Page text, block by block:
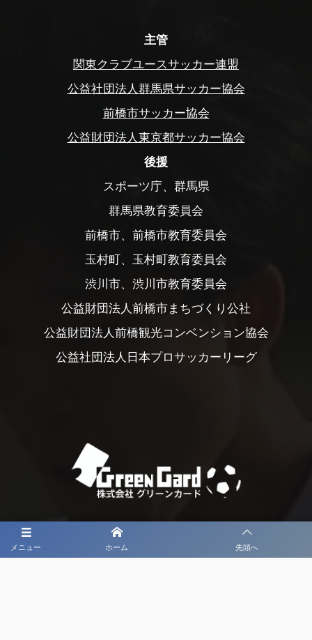
メニュー ホーム 先頭へ
主管
関東クラブユースサッカー連盟
公益社団法人群馬県サッカー協会
前橋市サッカー協会
公益財団法人東京都サッカー協会
後援
スポーツ庁、群馬県
群馬県教育委員会
前橋市、前橋市教育委員会
玉村町、玉村町教育委員会
渋川市、渋川市教育委員会
公益財団法人前橋市まちづくり公社
公益財団法人前橋観光コンベンション協会
公益社団法人日本プロサッカーリーグ
大会メディア協力社として